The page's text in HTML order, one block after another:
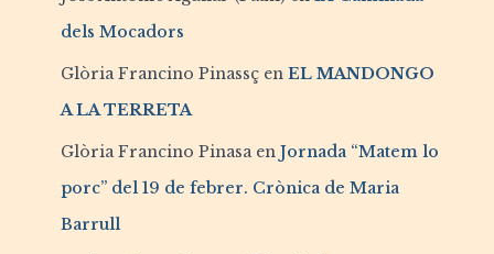
dels Mocadors
Glòria Francino Pinassç en EL MANDONGO
A LA TERRETA
Glòria Francino Pinasaen Jornada “Matem lo
porc” del 19 de febrer. Crònica de Maria
Barrull